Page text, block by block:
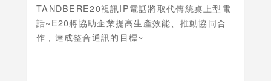
TANDBERE20視訊IP電話將取代傳統桌上型電
話~E20將協助企業提高生產效能、推動協同合
作，達成整合通訊的目標~